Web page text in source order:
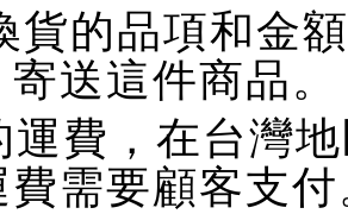
貨的品項和金
送這件商品。
運費，在台灣
費需要顧客支